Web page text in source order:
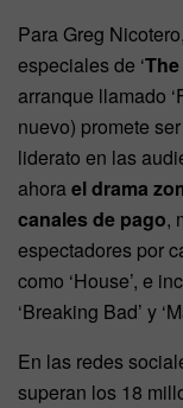
Para Greg
especiales de ‘
arranque llamado
nuevo) promete
liderato en las
ahorael drama
canales de pago,
espectadores por
como ‘House’, e
‘Breaking Bad’ y
En las redes
superan los 18